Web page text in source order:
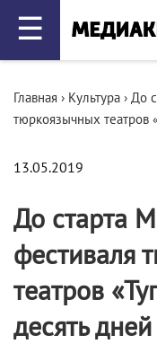
☰
Главная › Культура › До
тюркоязычных театров
13.05.2019
До старта
фестиваля
театров
десять дней